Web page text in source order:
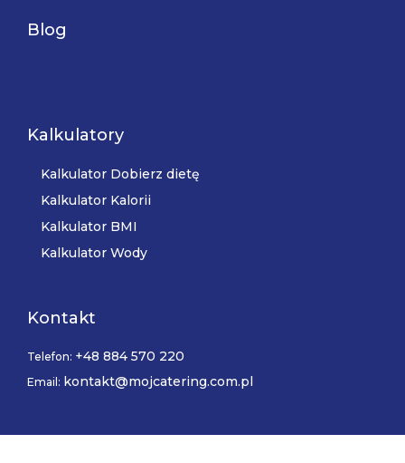
Blog
Kalkulatory
Kalkulator Dobierz dietę
Kalkulator Kalorii
Kalkulator BMI
Kalkulator Wody
Kontakt
Telefon: +48 884 570 220
Email: kontakt@mojcatering.com.pl